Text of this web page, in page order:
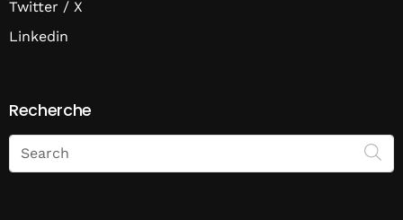
Twitter / X
Linkedin
Recherche
Search
on
Economie